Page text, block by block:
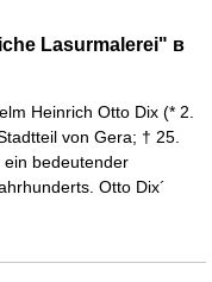
Lasurmalerei" в
Heinrich Otto Dix (* 2.
von Gera; † 25.
ein bedeutender
Otto Dix´